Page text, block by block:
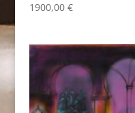
1900,00 €